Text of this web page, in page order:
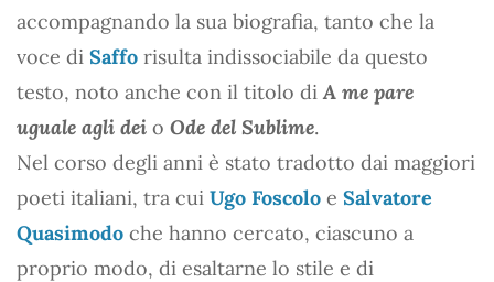
accompagnando la sua biografia, tanto che la
voce di Saffo risulta indissociabile da questo
testo, noto anche con il titolo diA me pare
uguale agli dei o Ode del Sublime.
Nel corso degli anni è stato tradotto dai maggiori
poeti italiani, tra cui Ugo Foscolo e Salvatore
Quasimodo che hanno cercato, ciascuno a
proprio modo, di esaltarne lo stile e di